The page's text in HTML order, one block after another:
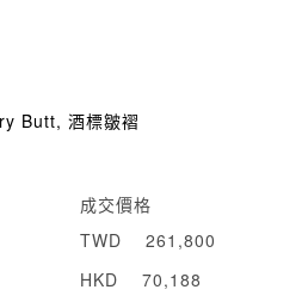
Butt, 酒標皺褶
成交價格
TWD
261,800
HKD
70,188